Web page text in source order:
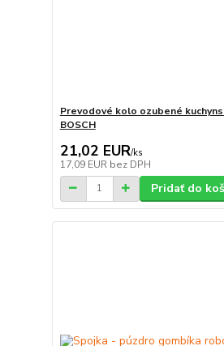
Prevodové kolo ozubené
BOSCH
21,02 EUR/ks
17,09 EUR bez DPH
Pridať do